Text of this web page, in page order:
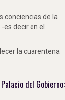
conciencias de la
es decir en el
la cuarentena
Palacio del Gobierno: